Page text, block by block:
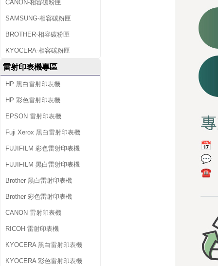
CANON-相容碳粉匣
SAMSUNG-相容碳粉匣
BROTHER-相容碳粉匣
KYOCERA-相容碳粉匣
雷射印表機專區
HP 黑白雷射印表機
HP 彩色雷射印表機
EPSON 雷射印表機
Fuji Xerox 黑白雷射印表機
FUJIFILM 彩色雷射印表機
FUJIFILM 黑白雷射印表機
Brother 黑白雷射印表機
Brother 彩色雷射印表機
CANON 雷射印表機
RICOH 雷射印表機
KYOCERA 黑白雷射印表機
KYOCERA 彩色雷射印表機